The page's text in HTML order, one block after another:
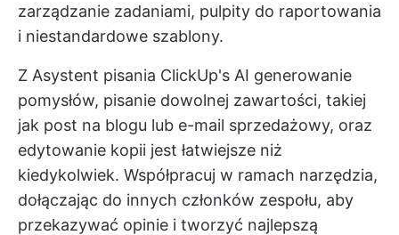
zarządzanie zadaniami, pulpity do raportowania
i niestandardowe szablony.
Z Asystent pisania ClickUp's AI generowanie
pomysłów, pisanie dowolnej zawartości, takiej
jak post na blogu lub e-mail sprzedażowy, oraz
edytowanie kopii jest łatwiejsze niż
kiedykolwiek. Współpracuj w ramach narzędzia,
dołączając do innych członków zespołu, aby
przekazywać opinie i tworzyć najlepszą